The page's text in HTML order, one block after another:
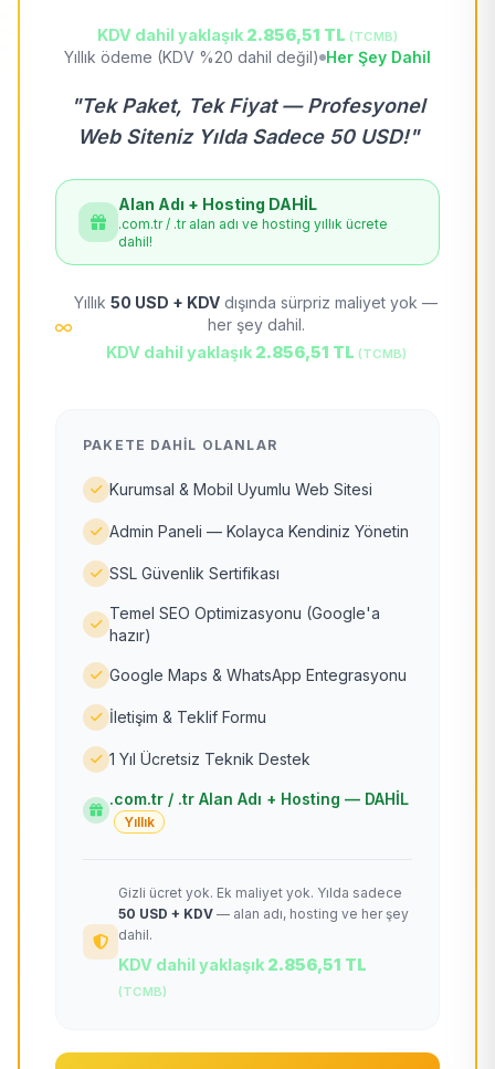
KDV dahil yaklaşık 2.856,51 TL (TCMB)
Yıllık ödeme (KDV %20 dahil değil) Her Şey Dahil
"Tek Paket, Tek Fiyat — Profesyonel
Web Siteniz Yılda Sadece 50 USD!"
Alan Adı + Hosting DAHİL
.com.tr / .tr alan adı ve hosting yıllık ücrete
dahil!
Yıllık 50 USD + KDV dışında sürpriz maliyet yok —
her şey dahil.
KDV dahil yaklaşık 2.856,51 TL (TCMB)
PAKETE DAHIL OLANLAR
Kurumsal & Mobil Uyumlu Web Sitesi
Admin Paneli — Kolayca Kendiniz Yönetin
SSL Güvenlik Sertifikası
Temel SEO Optimizasyonu (Google'a
hazır)
Google Maps & WhatsApp Entegrasyonu
İletişim & Teklif Formu
1 Yıl Ücretsiz Teknik Destek
.com.tr / .tr Alan Adı + Hosting — DAHİL
Yıllık
Gizli ücret yok. Ek maliyet yok. Yılda sadece
50 USD + KDV — alan adı, hosting ve her şey
dahil.
KDV dahil yaklaşık 2.856,51 TL
(TCMB)